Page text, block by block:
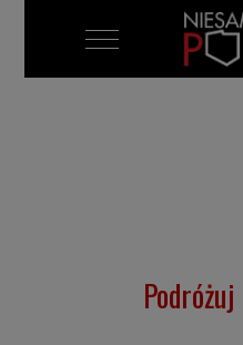
Mobile Menu Toggle